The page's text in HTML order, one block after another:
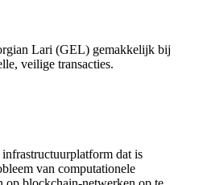
Lari (GEL) gemakkelijk bij
veilige transacties.
dat is
van computationele